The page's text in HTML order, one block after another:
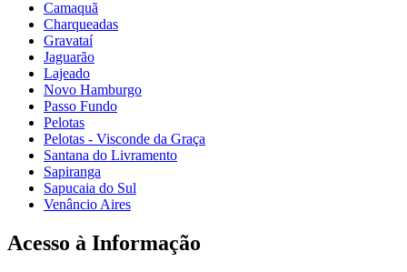
Camaquã
Charqueadas
Gravataí
Jaguarão
Lajeado
Novo Hamburgo
Passo Fundo
Pelotas
Pelotas - Visconde da Graça
Santana do Livramento
Sapiranga
Sapucaia do Sul
Venâncio Aires
Acesso à Informação